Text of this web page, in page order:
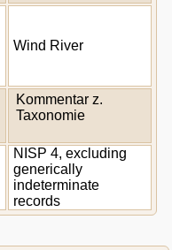
Wind River
Kommentar z.
Taxonomie
NISP 4, excluding
generically
indeterminate
records